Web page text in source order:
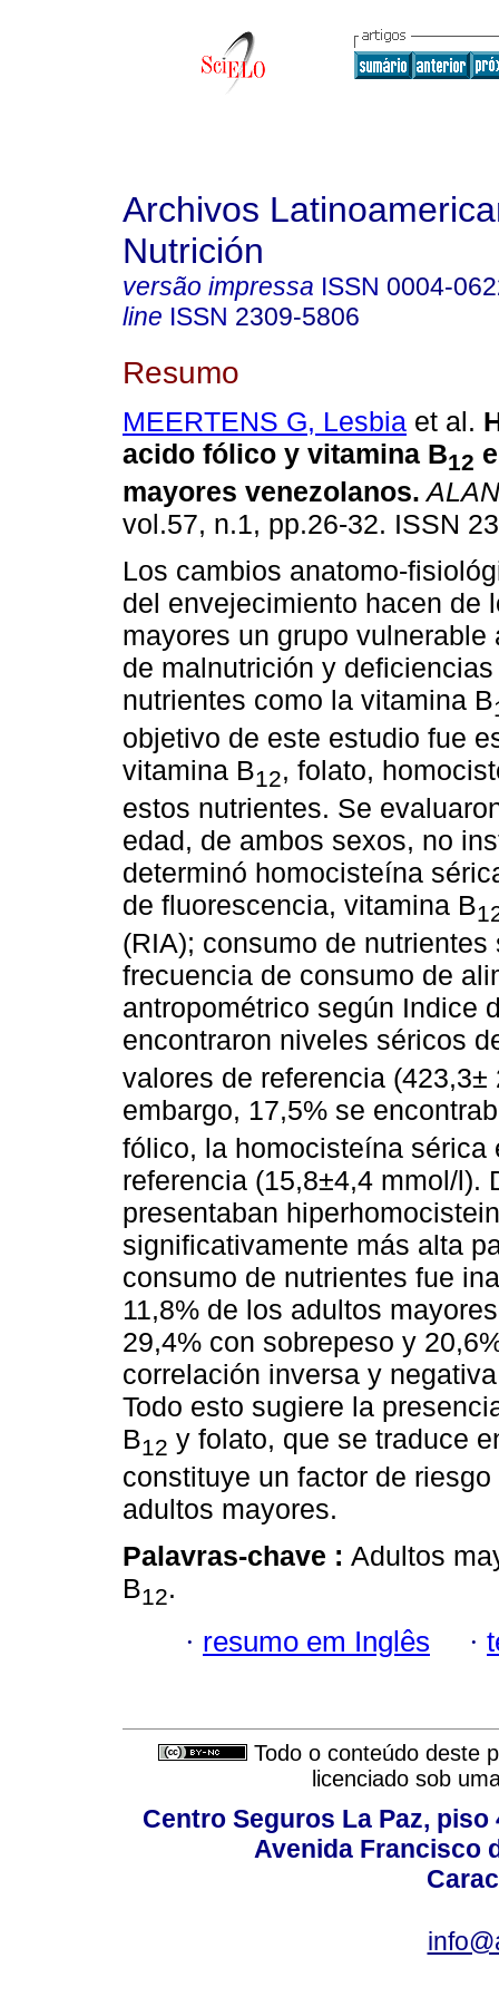
Archivos
Nutrición
versão impressa ISSN 0004-
line ISSN 2309-5806
Resumo
MEERTENS G, Lesbia et al.
acido fólico y vitamina B12
mayores venezolanos. ALAN
vol.57, n.1, pp.26-32. ISSN
Los cambios anatomo-
del envejecimiento hacen de
mayores un grupo vulnerable
de malnutrición y
nutrientes como la vitamina B
objetivo de este estudio fue
vitamina B12, folato,
estos nutrientes. Se
edad, de ambos sexos, no
determinó homocisteína
de fluorescencia, vitamina B
(RIA); consumo de
frecuencia de consumo de
antropométrico según Indice
encontraron niveles séricos
valores de referencia
embargo, 17,5% se
fólico, la homocisteína
referencia (15,8±4,4 mmol/l).
presentaban
significativamente más alta
consumo de nutrientes fue
11,8% de los adultos
29,4% con sobrepeso y
correlación inversa y
Todo esto sugiere la
B12 y folato, que se traduce
constituye un factor de
adultos mayores.
Palavras-chave : Adultos
B12.
· resumo em Inglês ·
Todo o conteúdo deste
licenciado sob
Centro Seguros La Paz,
Avenida Francisco